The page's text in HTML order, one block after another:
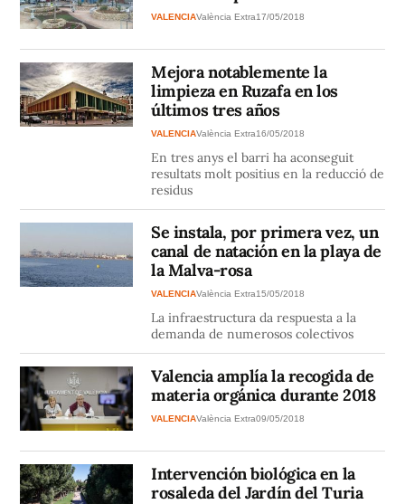
VALENCIAValència Extra17/05/2018
Mejora notablemente la
limpieza en Ruzafa en los
últimos tres años
VALENCIAValència Extra16/05/2018
En tres anys el barri ha aconseguit
resultats molt positius en la reducció de
residus
Se instala, por primera vez, un
canal de natación en la playa de
la Malva-rosa
VALENCIAValència Extra15/05/2018
La infraestructura da respuesta a la
demanda de numerosos colectivos
Valencia amplía la recogida de
materia orgánica durante 2018
VALENCIAValència Extra09/05/2018
Intervención biológica en la
rosaleda del Jardín del Turia